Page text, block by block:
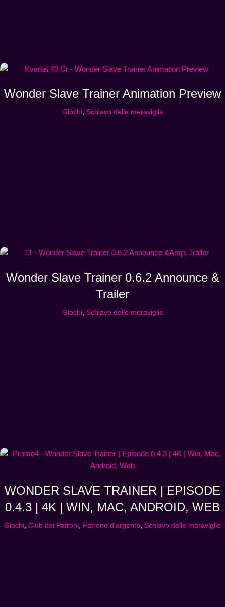
Wonder Slave Trainer Animation Preview
Giochi, Schiavo delle meraviglie
Wonder Slave Trainer 0.6.2 Announce &
Trailer
Giochi, Schiavo delle meraviglie
WONDER SLAVE TRAINER | EPISODE
0.4.3 | 4K | WIN, MAC, ANDROID, WEB
Giochi, Club dei Patroni, Patrono d'argento, Schiavo delle meraviglie